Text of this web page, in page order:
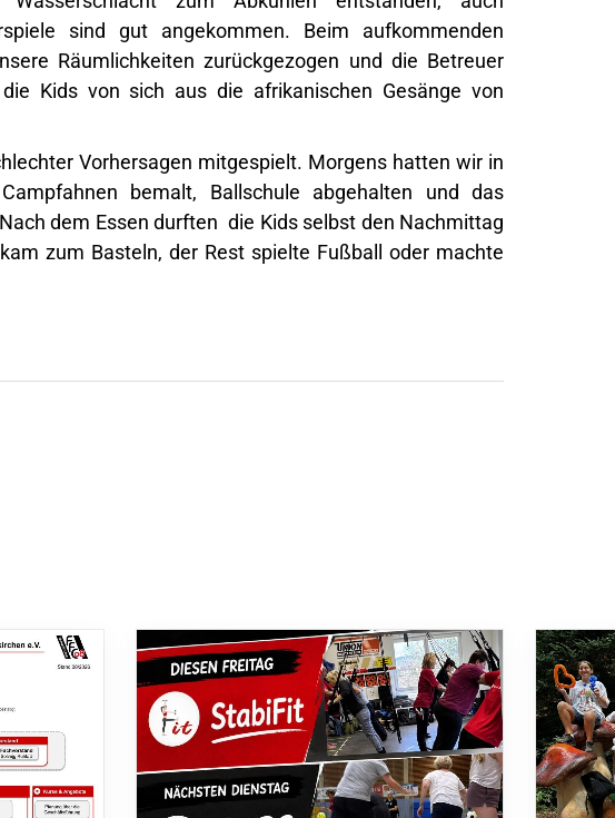
sind gut angekommen. Beim aufkommenden
Räumlichkeiten zurückgezogen und die Betreuer
Kids von sich aus die afrikanischen Gesänge von
Vorhersagen mitgespielt. Morgens hatten wir in
bemalt, Ballschule abgehalten und das
dem Essen durften die Kids selbst den Nachmittag
zum Basteln, der Rest spielte Fußball oder machte